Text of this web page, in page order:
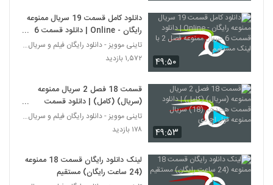
۴۹:۵۰
دانلود کامل قسمت 19 سريال ممنوعه
رايگان - Online | دانلود قسمت 6
سريال ممنوعه فصل 2 با لينک مستقيم
تاینی موویز - دانلود رایگان فیلم و سریال ایرانی جد
۱,۵۷۲ بازدید
۴۹:۵۳
قسمت 18 فصل 2 سريال ممنوعه
(سريال) (کامل) | دانلود قسمت
هجدهم (18) سريال ممنوعه فول اچ
دي
تاینی موویز - دانلود رایگان فیلم و سریال ایرانی جد
۱۷۸ بازدید
لینک دانلود رایگان قسمت 18 ممنوعه
(24 ساعت رایگان) مستقیم